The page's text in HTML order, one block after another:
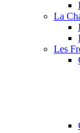
La
Les